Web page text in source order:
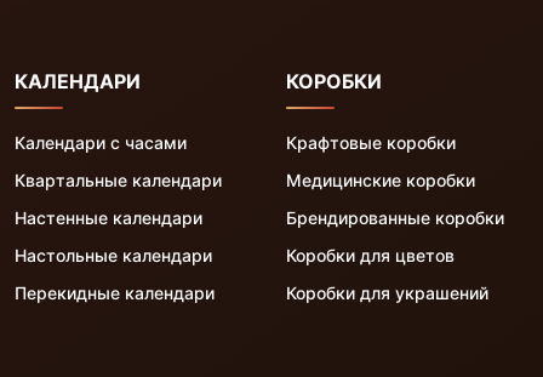
КАЛЕНДАРИ
Календари с часами
Квартальные календари
Настенные календари
Настольные календари
Перекидные календари
КОРОБКИ
Крафтовые коробки
Медицинские коробки
Брендированные коробки
Коробки для цветов
Коробки для украшений